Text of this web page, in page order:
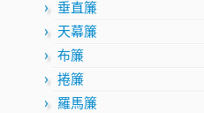
垂直簾
天幕簾
布簾
捲簾
羅馬簾